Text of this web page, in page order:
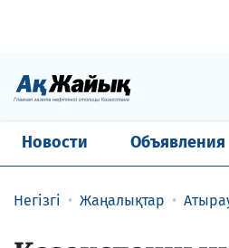
Новости Объявления
Негізгі Жаңалықтар